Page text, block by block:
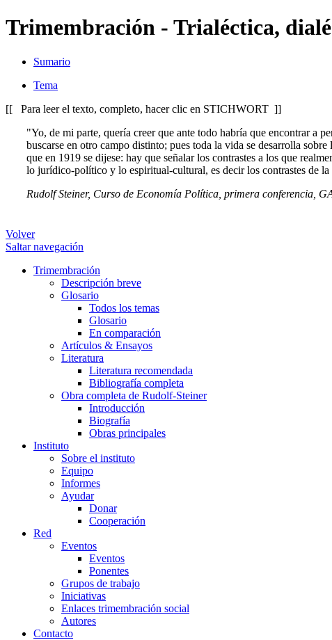
Trimembración - Trialéctica,
Sumario
Tema
[[ Para leer el texto, completo, hacer clic en STICHWORT ]]
"Yo, de mi parte, quería creer que ante todo habría que encontrar a
buscarse en otro campo distinto; pues toda la vida se desarrolla
que en 1919 se dijese: hay que señalar los contrastes a los que
lo jurídico-político y lo espiritual-cultural, es decir los contrastes de
Rudolf Steiner, Curso de Economía Política, primera conferencia,
Volver
Saltar navegación
Trimembración
Descripción breve
Glosario
Todos los temas
Glosario
En comparación
Artículos & Ensayos
Literatura
Literatura recomendada
Bibliografía completa
Obra completa de Rudolf-Steiner
Introducción
Biografía
Obras principales
Instituto
Sobre el instituto
Equipo
Informes
Ayudar
Donar
Cooperación
Red
Eventos
Eventos
Ponentes
Grupos de trabajo
Iniciativas
Enlaces trimembración social
Autores
Contacto